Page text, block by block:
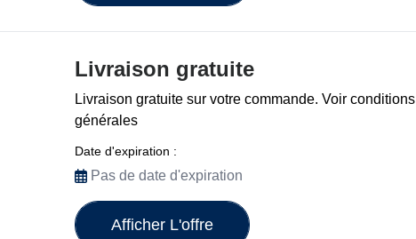
Livraison gratuite
Livraison gratuite sur votre commande. Voir conditions
générales
Date d'expiration :
Pas de date d'expiration
Afficher L'offre